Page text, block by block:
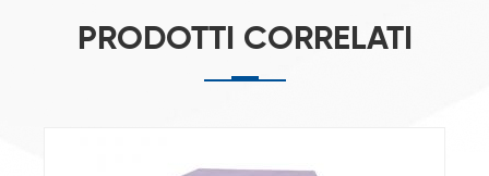
PRODOTTI CORRELATI